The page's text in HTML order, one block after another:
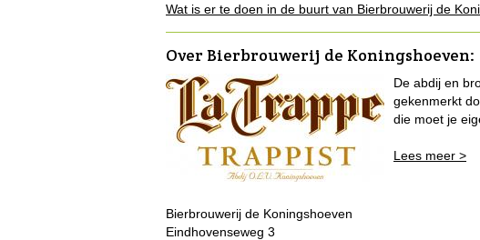
Wat is er te doen in de buurt van Bierbrouwerij de
Over Bierbrouwerij de Koningshoeven:
Bierbrouwerij de Koningshoeven
Eindhovenseweg 3
De abdij en
gekenmerkt
die moet je
Lees meer >